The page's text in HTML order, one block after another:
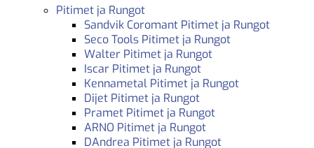
Pitimet ja Rungot
Sandvik Coromant Pitimet ja Rungot
Seco Tools Pitimet ja Rungot
Walter Pitimet ja Rungot
Iscar Pitimet ja Rungot
Kennametal Pitimet ja Rungot
Dijet Pitimet ja Rungot
Pramet Pitimet ja Rungot
ARNO Pitimet ja Rungot
DAndrea Pitimet ja Rungot